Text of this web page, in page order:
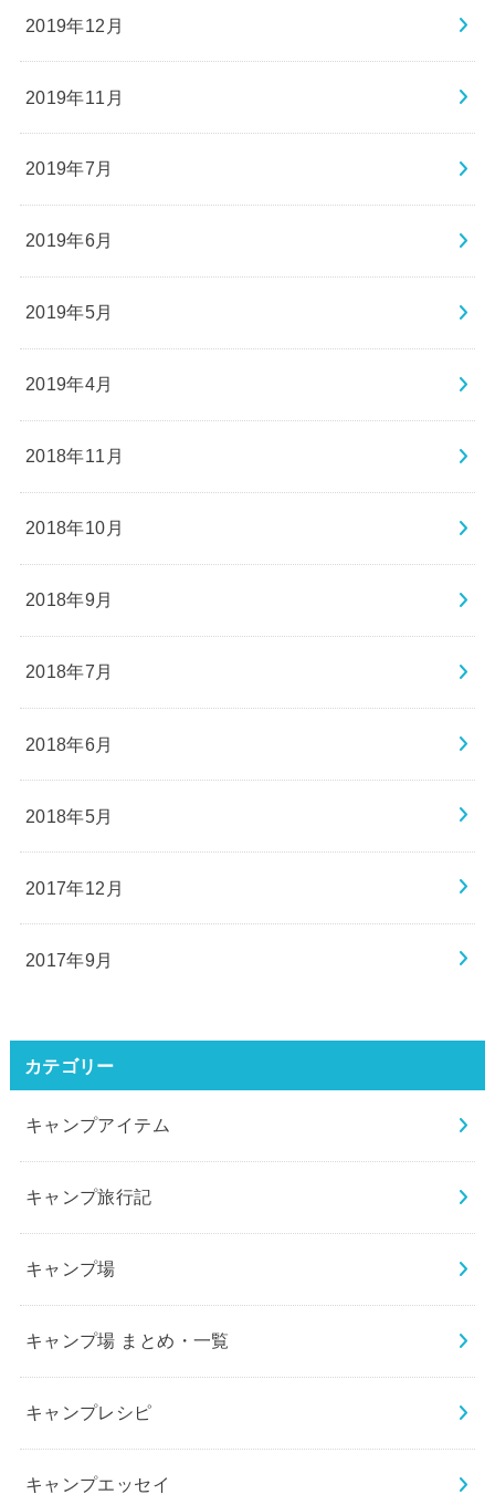
2019年12月
2019年11月
2019年7月
2019年6月
2019年5月
2019年4月
2018年11月
2018年10月
2018年9月
2018年7月
2018年6月
2018年5月
2017年12月
2017年9月
カテゴリー
キャンプアイテム
キャンプ旅行記
キャンプ場
キャンプ場 まとめ・一覧
キャンプレシピ
キャンプエッセイ